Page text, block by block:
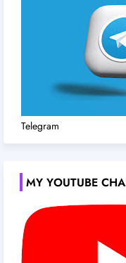
Telegram
MY YOUTUBE